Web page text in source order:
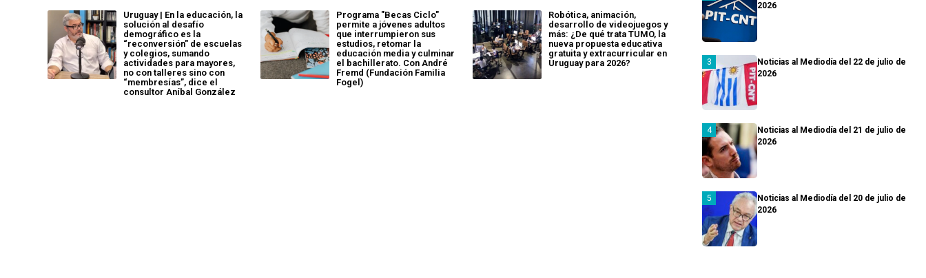
Uruguay | En la educación, la
solución al desafío
demográfico es la
“reconversión" de escuelas
y colegios, sumando
actividades para mayores,
no con talleres sino con
“membresías”, dice el
consultor Aníbal González
Programa "Becas Ciclo"
permite a jóvenes adultos
que interrumpieron sus
estudios, retomar la
educación media y culminar
el bachillerato. Con André
Fremd (Fundación Familia
Fogel)
Robótica, animación,
desarrollo de videojuegos y
más: ¿De qué trata TUMO, la
nueva propuesta educativa
gratuita y extracurricular en
Uruguay para 2026?
2026
Noticias al Mediodía del 22 de julio de
2026
Noticias al Mediodía del 21 de julio de
2026
Noticias al Mediodía del 20 de julio de
2026